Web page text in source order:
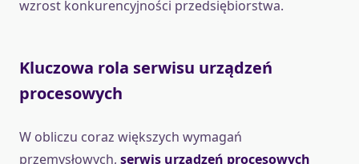
wzrost konkurencyjności przedsiębiorstwa.
Kluczowa rola serwisu urządzeń
procesowych
W obliczu coraz większych wymagań
przemysłowych, serwis urządzeń procesowych